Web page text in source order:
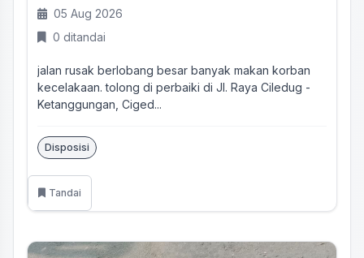
05 Aug 2026
0 ditandai
jalan rusak berlobang besar banyak makan korban
kecelakaan. tolong di perbaiki di Jl. Raya Ciledug -
Ketanggungan, Ciged...
Disposisi
Tandai